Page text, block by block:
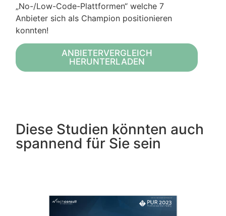
„No-/Low-Code-Plattformen“ welche 7
Anbieter sich als Champion positionieren
konnten!
ANBIETERVERGLEICH
HERUNTERLADEN
Diese Studien könnten auch
spannend für Sie sein